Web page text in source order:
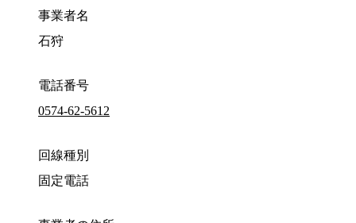
事業者名
石狩
電話番号
0574-62-5612
回線種別
固定電話